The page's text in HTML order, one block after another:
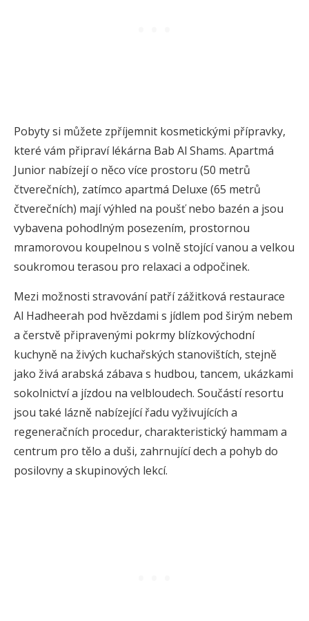
Pobyty si můžete zpříjemnit kosmetickými přípravky,
které vám připraví lékárna Bab Al Shams. Apartmá
Junior nabízejí o něco více prostoru (50 metrů
čtverečních), zatímco apartmá Deluxe (65 metrů
čtverečních) mají výhled na poušť nebo bazén a jsou
vybavena pohodlným posezením, prostornou
mramorovou koupelnou s volně stojící vanou a velkou
soukromou terasou pro relaxaci a odpočinek.
Mezi možnosti stravování patří zážitková restaurace
Al Hadheerah pod hvězdami s jídlem pod širým nebem
a čerstvě připravenými pokrmy blízkovýchodní
kuchyně na živých kuchařských stanovištích, stejně
jako živá arabská zábava s hudbou, tancem, ukázkami
sokolnictví a jízdou na velbloudech. Součástí resortu
jsou také lázně nabízející řadu vyživujících a
regeneračních procedur, charakteristický hammam a
centrum pro tělo a duši, zahrnující dech a pohyb do
posilovny a skupinových lekcí.